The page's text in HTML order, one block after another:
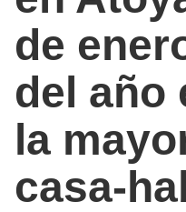
de
del año
la
casa-